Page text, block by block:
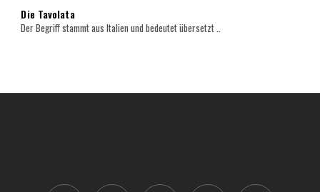
Die Tavolata
Der Begriff stammt aus Italien und bedeutet übersetzt ..